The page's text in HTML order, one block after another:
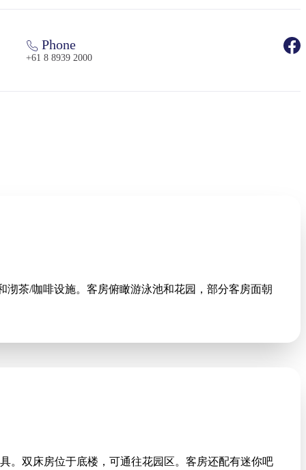
Phone
+61 8 8939 2000
沏茶/咖啡设施。客房俯瞰游泳池和花园，部分客房面朝
。双床房位于底楼，可通往花园区。客房还配有迷你吧